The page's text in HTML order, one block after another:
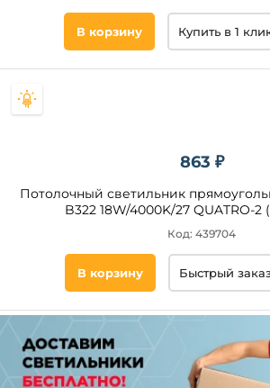
В корзину Купить в 1
863 ₽
Потолочный светильник
B322 18W/4000K/27 QUATRO-2
Код: 439704
В корзину Быстрый